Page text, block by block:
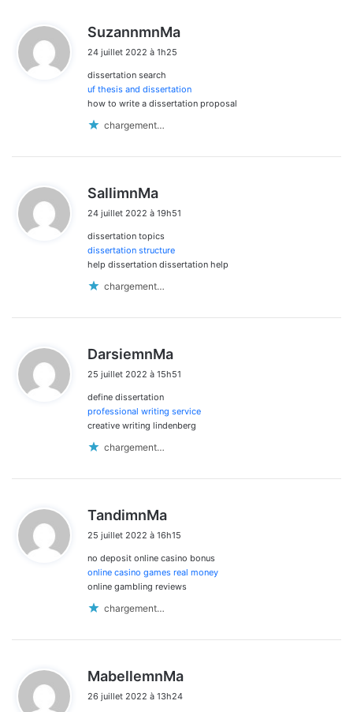
SuzannmnMa
:
24 juillet 2022 à 1h25
dissertation search
uf thesis and dissertation
how to write a dissertation proposal
chargement…
SallimnMa
t
:
24 juillet 2022 à 19h51
dissertation topics
dissertation structure
help dissertation dissertation help
chargement…
DarsiemnMa
t
:
25 juillet 2022 à 15h51
define dissertation
professional writing service
creative writing lindenberg
chargement…
TandimnMa
t
:
25 juillet 2022 à 16h15
no deposit online casino bonus
online casino games real money
online gambling reviews
chargement…
MabellemnMa
26 juillet 2022 à 13h24